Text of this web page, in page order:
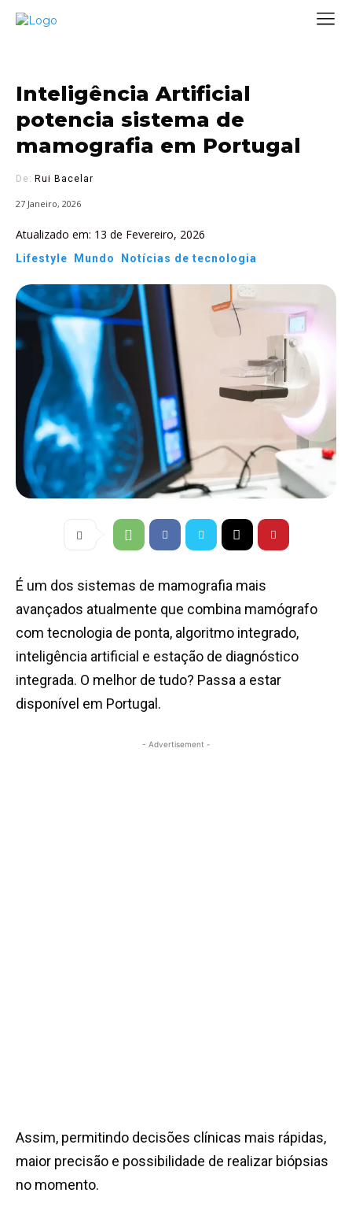
Inteligência Artificial
potencia sistema de
mamografia em Portugal
De: Rui Bacelar
27 Janeiro, 2026
Atualizado em: 13 de Fevereiro, 2026
Lifestyle Mundo Notícias de tecnologia
É um dos sistemas de mamografia mais
avançados atualmente que combina mamógrafo
com tecnologia de ponta, algoritmo integrado,
inteligência artificial e estação de diagnóstico
integrada. O melhor de tudo? Passa a estar
disponível em Portugal.
- Advertisement -
Assim, permitindo decisões clínicas mais rápidas,
maior precisão e possibilidade de realizar biópsias
no momento.